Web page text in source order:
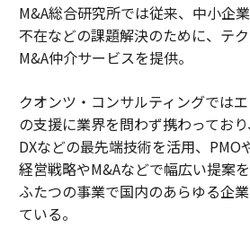
M&A総合研究所では従来、中小企
不在などの課題解決のために、テ
M&A仲介サービスを提供。
クオンツ・コンサルティングでは
の支援に業界を問わず携わってお
DXなどの最先端技術を活用、PMO
経営戦略やM&Aなどで幅広い提案
ふたつの事業で国内のあらゆる企
ている。